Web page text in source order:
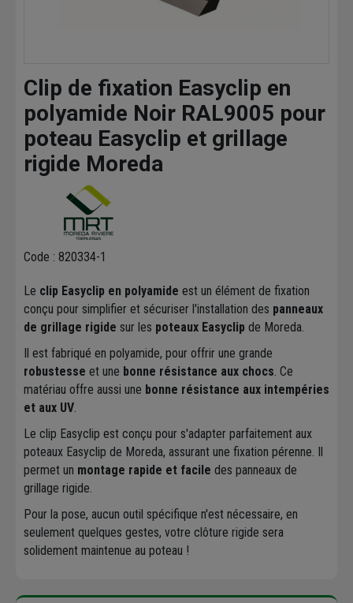
Clip de fixation Easyclip en
polyamide Noir RAL9005 pour
poteau Easyclip et grillage
rigide Moreda
Code : 820334-1
Le clip Easyclip en polyamide est un élément de fixation
conçu pour simplifier et sécuriser l'installation des panneaux
de grillage rigide sur les poteaux Easyclip de Moreda.
Il est fabriqué en polyamide, pour offrir une grande
robustesse et une bonne résistance aux chocs. Ce
matériau offre aussi une bonne résistance aux intempéries
et aux UV.
Le clip Easyclip est conçu pour s'adapter parfaitement aux
poteaux Easyclip de Moreda, assurant une fixation pérenne. Il
permet un montage rapide et facile des panneaux de
grillage rigide.
Pour la pose, aucun outil spécifique n'est nécessaire, en
seulement quelques gestes, votre clôture rigide sera
solidement maintenue au poteau !